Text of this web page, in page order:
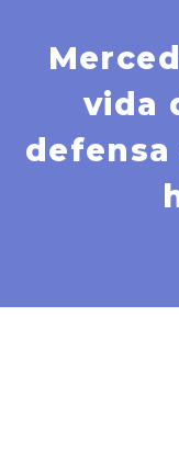
vida